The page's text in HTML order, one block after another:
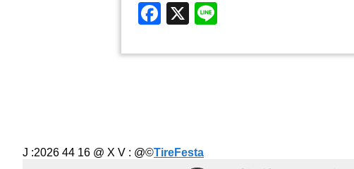
Facebook
X
J :2026 44 16 @ X V : @©TireFesta